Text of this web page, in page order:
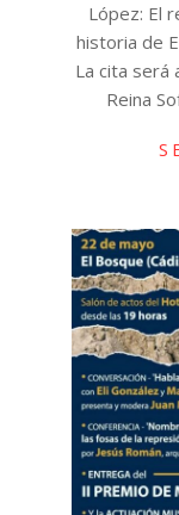
López: El
historia de
La cita será
Reina